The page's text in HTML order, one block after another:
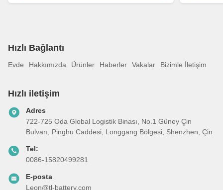
Hızlı Bağlantı
Evde Hakkımızda Ürünler Haberler Vakalar Bizimle İletişim
Hızlı iletişim
Adres
722-725 Oda Global Logistik Binası, No.1 Güney Çin
Bulvarı, Pinghu Caddesi, Longgang Bölgesi, Shenzhen, Çin
Tel:
0086-15820499281
E-posta
Leon@tl-battery.com